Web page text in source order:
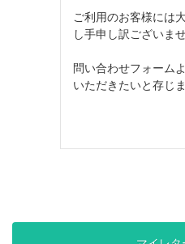
ご利用のお客様には
し手申し訳ございま
問い合わせフォーム
いただきたいと存じま